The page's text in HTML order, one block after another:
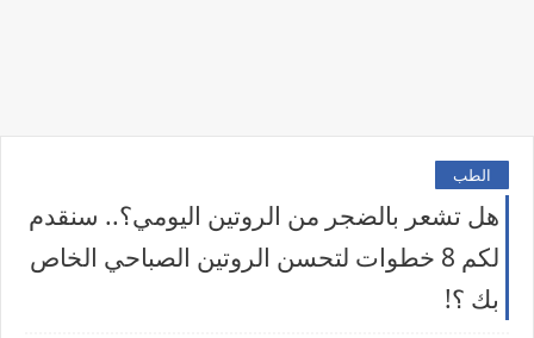
الطب
هل تشعر بالضجر من الروتين اليومي؟.. سنقدم
لكم 8 خطوات لتحسن الروتين الصباحي الخاص
بك ؟!